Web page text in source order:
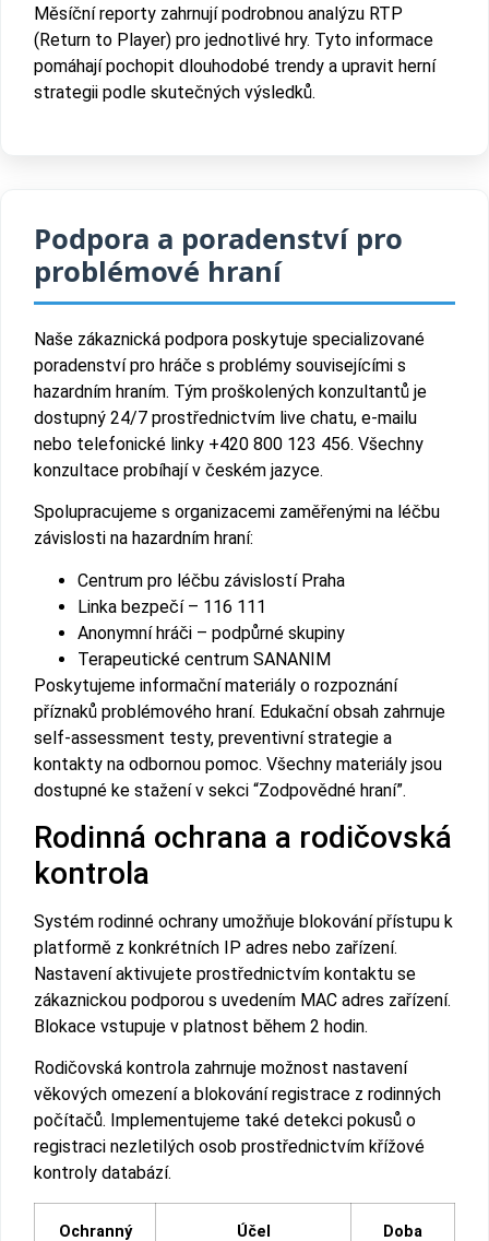
Měsíční reporty zahrnují podrobnou analýzu RTP
(Return to Player) pro jednotlivé hry. Tyto informace
pomáhají pochopit dlouhodobé trendy a upravit herní
strategii podle skutečných výsledků.
Podpora a poradenství pro
problémové hraní
Naše zákaznická podpora poskytuje specializované
poradenství pro hráče s problémy souvisejícími s
hazardním hraním. Tým proškolených konzultantů je
dostupný 24/7 prostřednictvím live chatu, e-mailu
nebo telefonické linky +420 800 123 456. Všechny
konzultace probíhají v českém jazyce.
Spolupracujeme s organizacemi zaměřenými na léčbu
závislosti na hazardním hraní:
Centrum pro léčbu závislostí Praha
Linka bezpečí – 116 111
Anonymní hráči – podpůrné skupiny
Terapeutické centrum SANANIM
Poskytujeme informační materiály o rozpoznání
příznaků problémového hraní. Edukační obsah zahrnuje
self-assessment testy, preventivní strategie a
kontakty na odbornou pomoc. Všechny materiály jsou
dostupné ke stažení v sekci “Zodpovědné hraní”.
Rodinná ochrana a rodičovská
kontrola
Systém rodinné ochrany umožňuje blokování přístupu k
platformě z konkrétních IP adres nebo zařízení.
Nastavení aktivujete prostřednictvím kontaktu se
zákaznickou podporou s uvedením MAC adres zařízení.
Blokace vstupuje v platnost během 2 hodin.
Rodičovská kontrola zahrnuje možnost nastavení
věkových omezení a blokování registrace z rodinných
počítačů. Implementujeme také detekci pokusů o
registraci nezletilých osob prostřednictvím křížové
kontroly databází.
Ochranný Účel Doba